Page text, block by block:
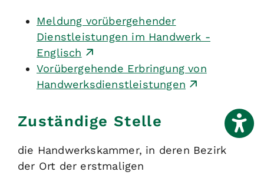
Meldung vorübergehender
Dienstleistungen im Handwerk -
Englisch
Vorübergehende Erbringung von
Handwerksdienstleistungen
Zuständige Stelle
die Handwerkskammer, in deren Bezirk
der Ort der erstmaligen